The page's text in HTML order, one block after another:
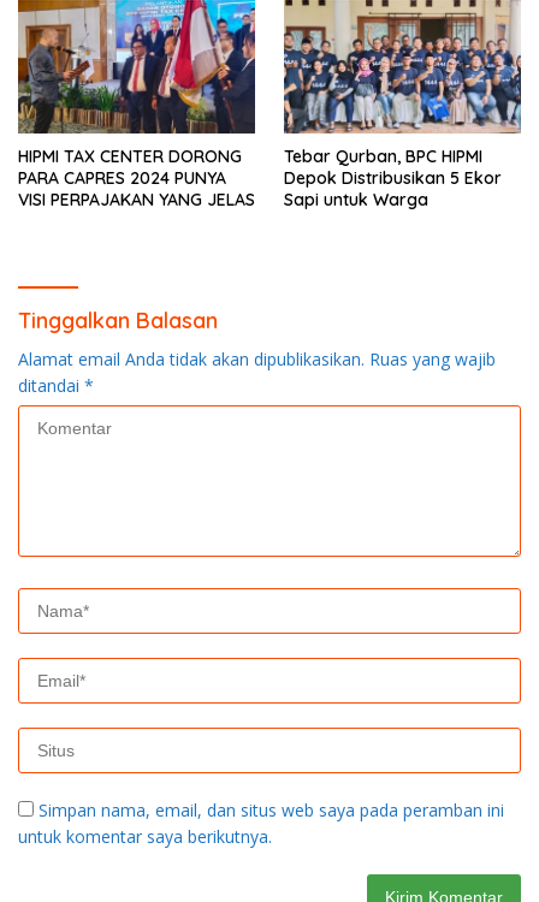
HIPMI TAX CENTER DORONG
PARA CAPRES 2024 PUNYA
VISI PERPAJAKAN YANG JELAS
Tebar Qurban, BPC HIPMI
Depok Distribusikan 5 Ekor
Sapi untuk Warga
Tinggalkan Balasan
Alamat email Anda tidak akan dipublikasikan. Ruas yang wajib
ditandai *
Simpan nama, email, dan situs web saya pada peramban ini
untuk komentar saya berikutnya.